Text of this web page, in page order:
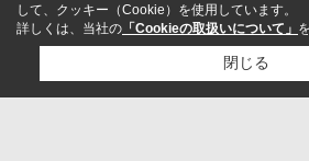
して、クッキー（Cookie）を使用しています。
詳しくは、当社の 「Cookieの取扱いについて」
閉じる